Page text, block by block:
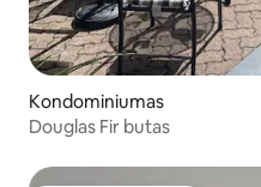
Kondominiumas
Douglas Fir butas